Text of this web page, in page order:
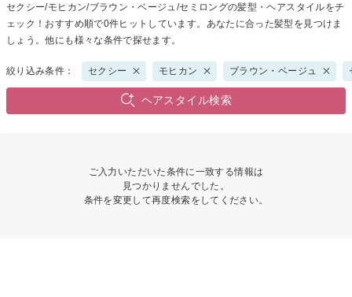
セクシー/モヒカン/ブラウン・ベージュ/セミロングの髪型・ヘアスタイルをチ
ェック！おすすめ順で0件ヒットしています。あなたに合った髪型を見つけま
しょう。他にも様々な条件で探せます。
絞り込み条件： セクシー モヒカン ブラウン・ベージュ
ヘアスタイル検索
ご入力いただいた条件に一致する情報は
見つかりませんでした。
条件を変更して再度検索をしてください。